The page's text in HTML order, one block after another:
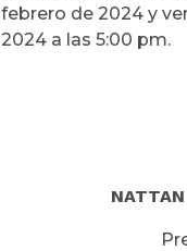
febrero de 2024 y
2024 a las 5:00 pm.